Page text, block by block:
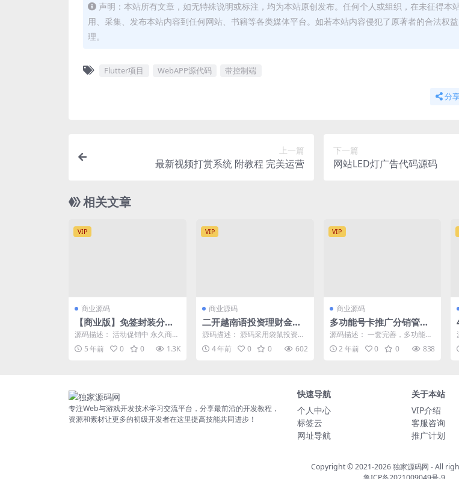
声明：本站所有文章，如无特殊说明或标注，均为本站原创发布。任何个人或组织，在未征得本
用、采集、发布本站内容到任何网站、书籍等各类媒体平台。如若本站内容侵犯了原著者的合法权
理。
Flutter项目 WebAPP源代码 带控制端
分
上一篇
最新视频打赏系统 附教程 完美运营
下一篇
网站LED灯广告代码源码
相关文章
VIP
商业源码
【商业版】免签封装分发
系统/运营版免签分发平台
源码/支持苹果绿标免签和
打包
源码描述： 活动促销中 永久商业
授权，单域名永久授权299 本站
会员购买8折优...
5 年前 0 0 1.3K
VIP
商业源码
二开越南语投资理财金融
理财众筹程序
源码描述： 源码采用袋鼠投资理
财程序二开，投资理财带计步跑
步功能，余额宝功能，早...
4 年前 0 0 602
VIP
商业源码
多功能号卡推广分销管理
系统 流量卡推广分销源码
源码描述： 一套完善，多功能，
的号卡分销系统，多接口，包括
运营商接口，无限三级代...
2 年前 0 0 838
专注Web与游戏开发技术学习交流平台，分享最前沿的开发教程，
资源和素材让更多的初级开发者在这里提高技能共同进步！
快速导航
个人中心
标签云
网址导航
关于本站
VIP介绍
客服咨询
推广计划
Copyright © 2021-2026独家源码网 - All